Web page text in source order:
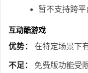
暂不支持跨平
互动酷游戏
优势：
在特定场景下
不足： 免费版功能受